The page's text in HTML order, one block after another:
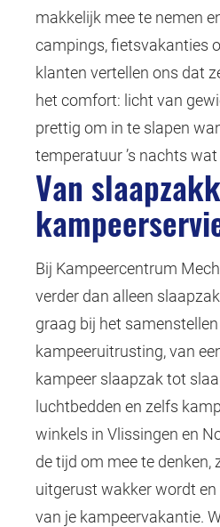
makkelijk mee te nemen
campings, fietsvakanties
klanten vertellen ons dat
het comfort: licht van
prettig om in te slapen
temperatuur ’s nachts
Van
Bij Kampeercentrum
verder dan alleen
graag bij het
kampeeruitrusting, van
kampeer slaapzak tot
luchtbedden en zelfs
winkels in Vlissingen en
de tijd om mee te denken,
uitgerust wakker wordt
van je kampeervakantie.